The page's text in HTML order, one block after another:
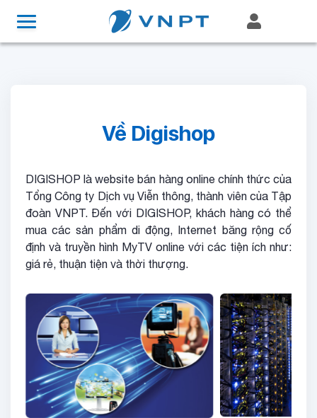
Về Digishop
DIGISHOP là website bán hàng online chính thức của
Tổng Công ty Dịch vụ Viễn thông, thành viên của Tập
đoàn VNPT. Đến với DIGISHOP, khách hàng có thể
mua các sản phẩm di động, Internet băng rộng cố
định và truyền hình MyTV online với các tiện ích như:
giá rẻ, thuận tiện và thời thượng.